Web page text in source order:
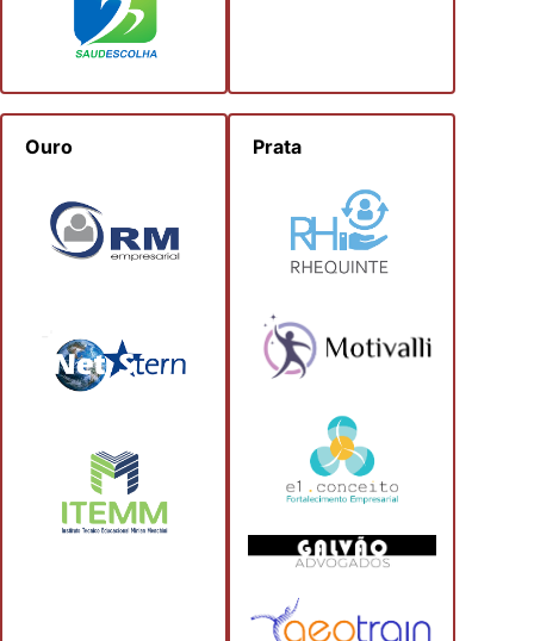
Ouro Prata